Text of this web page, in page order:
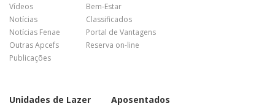
Vídeos
Notícias
Notícias Fenae
Outras Apcefs
Publicações
Bem-Estar
Classificados
Portal de Vantagens
Reserva on-line
Unidades de Lazer Aposentados